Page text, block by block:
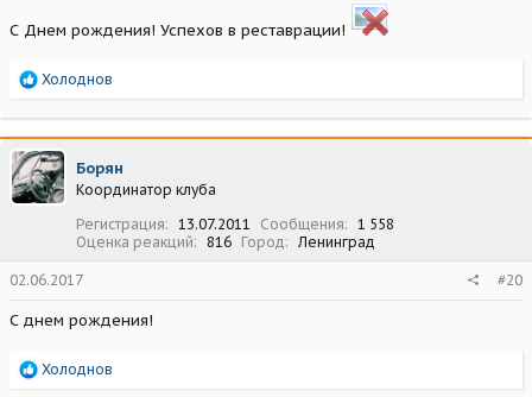
С Днем рождения! Успехов в реставрации!
Р
а
к
ц
и
и
Холоднов
Борян
Координатор клуба
Регистрация
13.07.2011 Сообщения
1 558
Оценка реакций
816 Город Ленинград
02.06.2017 #20
С днем рождения!
Р
Холоднов